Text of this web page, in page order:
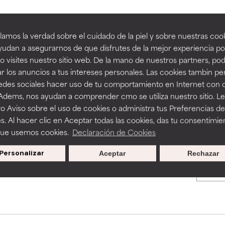
la verdad sobre el cuidado de la piel y sobre nuestras
a asegurarnos de que disfrutes de la mejor experiencia
visites nuestro sitio web. De la mano de nuestros partners,
los anuncios a tus intereses personales. Las cookies tambin
sociales hacer uso de tu comportamiento en Internet con
nos ayudan a comprender cmo se utiliza nuestro sitio.
Aviso sobre el uso de cookies o administra tus Preferencias de
Al hacer clic en Aceptar todas las cookies, das tu
usemos cookies. Declaración de Cookies
Personalizar Rechazar
Aceptar
BACK TO SEARCH
to assess ingredients in this dictionary. Regulations
tan beneficiosos como los de la categoría excelente, suelen ser
la estabilidad o la absorción de una fórmula.
ciertas limitaciones en cuanto a su apariencia, estabilidad o
básicos o que no cuentan con suficiente respaldo científico.
algunos beneficios se recomienda evitarlo por su
provocar efectos adversos como irritación, inflamación o
tan beneficiosos como los de la categoría excelente, suelen ser
la estabilidad o la absorción de una fórmula.
ciertas limitaciones en cuanto a su apariencia, estabilidad o
básicos o que no cuentan con suficiente respaldo científico.
algunos beneficios se recomienda evitarlo por su
provocar efectos adversos como irritación, inflamación o
Promociones exclusivas al